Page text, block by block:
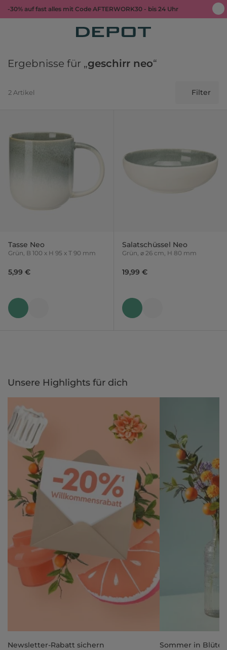
-30% auf fast alles mit Code AFTERWORK30 - bis 24 Uhr
Ergebnisse für „geschirr neo“
2 Artikel Filter
Tasse Neo
Grün, B 100 x H 95 x T 90 mm
5,99 €
Salatschüssel Neo
Grün, ⌀ 26 cm, H 80 mm
19,99 €
Unsere Highlights für dich
Newsletter-Rabatt sichern
Sommer in Blüte